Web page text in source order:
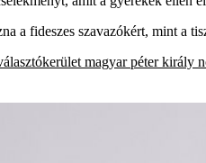
a fideszes szavazókért, mint a
magyar péter király